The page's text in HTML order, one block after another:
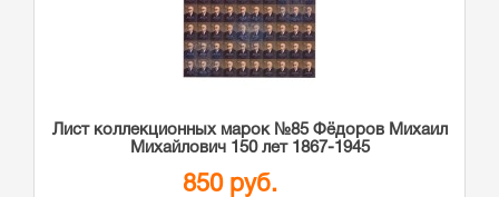
Лист коллекционных марок №85 Фёдоров Михаил
Михайлович 150 лет 1867-1945
850 руб.